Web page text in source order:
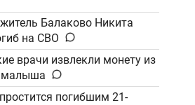
Балаково Никита
на СВО
врачи извлекли монету из
малыша
погибшим 21-